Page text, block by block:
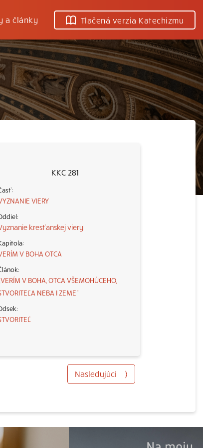
a články Tlačená verzia Katechizmu
KKC 281
VIERY
kresťanskej viery
V BOHA OTCA
„VERÍM V BOHA, OTCA VŠEMOHÚCEHO,
NEBA I ZEME“
Nasledujúci ⟩